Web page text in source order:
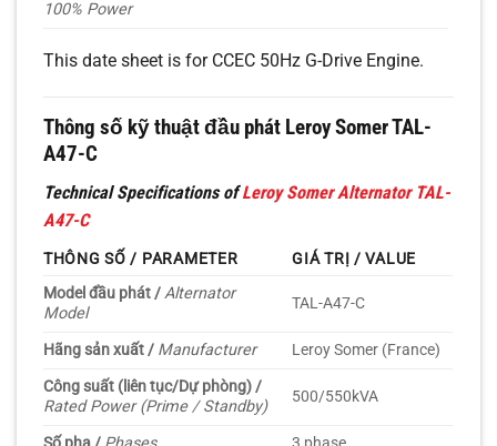
100% Power
This date sheet is for CCEC 50Hz G-Drive Engine.
Thông số kỹ thuật đầu phát Leroy Somer TAL-
A47-C
Technical Specifications ofLeroy Somer Alternator TAL-
A47-C
THÔNG SỐ / PARAMETER
GIÁ TRỊ / VALUE
Model đầu phát /Alternator
Model
TAL-A47-C
Hãng sản xuất / Manufacturer
Leroy Somer (France)
Công suất (liên tục/Dự phòng) /
Rated Power (Prime / Standby)
500/550kVA